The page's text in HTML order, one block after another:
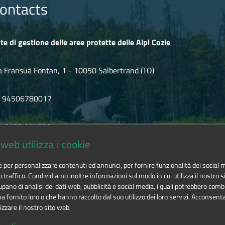
il progetto e per il territorio.
di successiva reintroduzione è uno dei tasselli del successo
tra nuclei inizialmente separati.
e in val Troncea' del 2003.
ritorno dello stambecco intorno al Parco naturale della val
reale che non deve essere oltrepassata a nessun costo.
proibitive, spie catturate e cavalli che precipitano nei
allo smantellamento. La seconda parte è la ricerca dei segni
di gestione delle aree protette delle Alpi Cozie
Fransuà Fontan, 1 - 10050 Salbertrand (TO)
94506780017
0122.854720
utilizza i cookie
per personalizzare contenuti ed annunci, per fornire funzionalità dei social
traffico. Condividiamo inoltre informazioni sul modo in cui utilizza il nostro
di analisi dei dati web, pubblicità e social media, i quali potrebbero
fornito loro o che hanno raccolto dal suo utilizzo dei loro servizi.
il nostro sito web.